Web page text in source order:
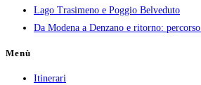
Lago Trasimeno e Poggio Belveduto
Da Modena a Denzano e ritorno:
Menù
Itinerari